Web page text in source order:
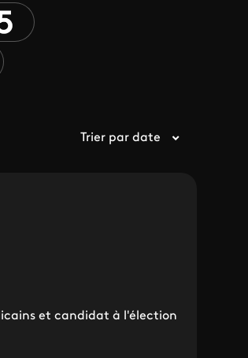
Trier par date
et candidat à l'élection